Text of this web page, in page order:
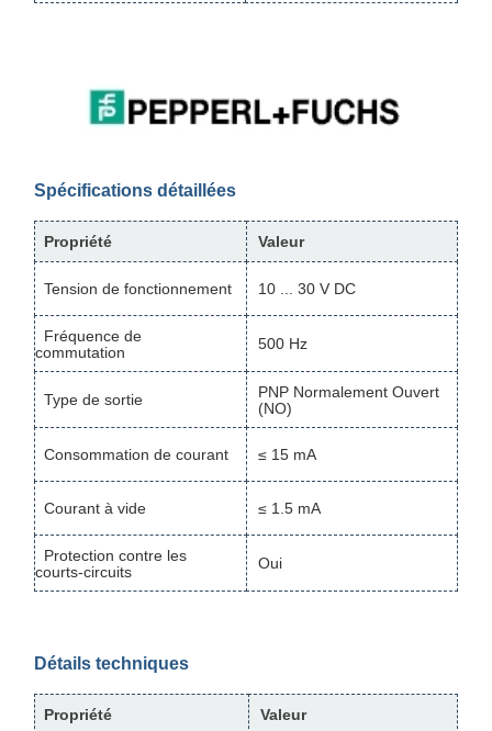
Spécifications détaillées
Propriété Valeur
Tension de fonctionnement 10 ... 30 V DC
Fréquence de
commutation
500 Hz
Type de sortie
PNP Normalement Ouvert
(NO)
Consommation de courant ≤ 15 mA
Courant à vide ≤ 1.5 mA
Protection contre les
courts-circuits
Oui
Détails techniques
Propriété Valeur